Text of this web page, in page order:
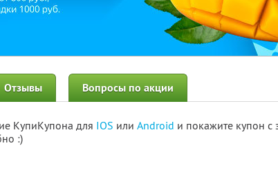
Отзывы Вопросы по акции
КупиКупона для IOS или Android и покажите купон с
:)